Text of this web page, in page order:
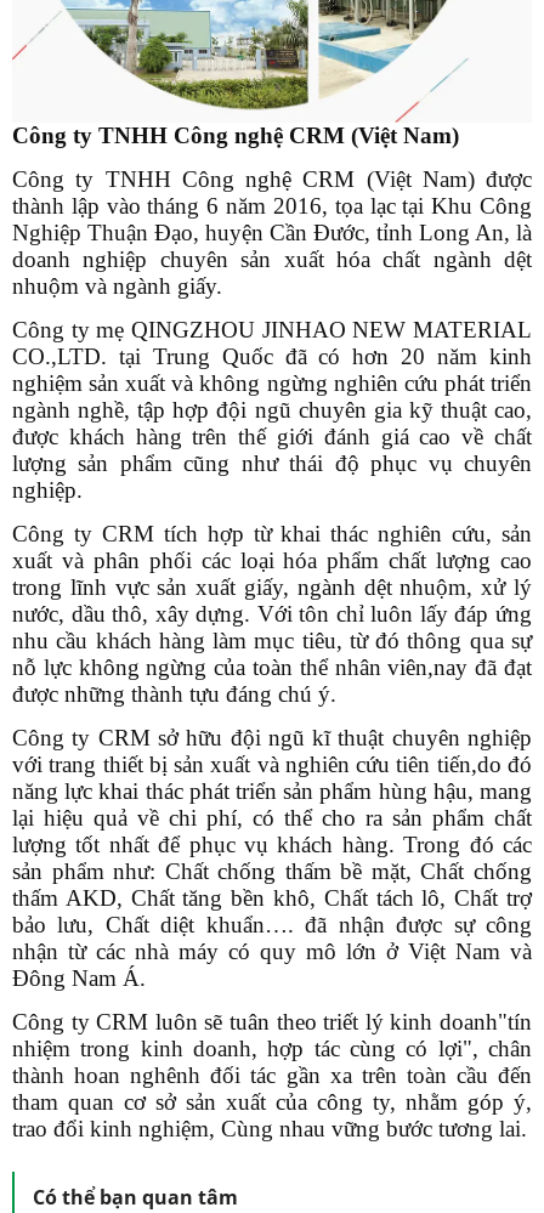
Công ty TNHH Công nghệ CRM (Việt Nam)
Công ty TNHH Công nghệ CRM (Việt Nam) được
thành lập vào tháng 6 năm 2016, tọa lạc tại Khu Công
Nghiệp Thuận Đạo, huyện Cần Đước, tỉnh Long An, là
doanh nghiệp chuyên sản xuất hóa chất ngành dệt
nhuộm và ngành giấy.
Công ty mẹ QINGZHOU JINHAO NEW MATERIAL
CO.,LTD. tại Trung Quốc đã có hơn 20 năm kinh
nghiệm sản xuất và không ngừng nghiên cứu phát triển
ngành nghề, tập hợp đội ngũ chuyên gia kỹ thuật cao,
được khách hàng trên thế giới đánh giá cao về chất
lượng sản phẩm cũng như thái độ phục vụ chuyên
nghiệp.
Công ty CRM tích hợp từ khai thác nghiên cứu, sản
xuất và phân phối các loại hóa phẩm chất lượng cao
trong lĩnh vực sản xuất giấy, ngành dệt nhuộm, xử lý
nước, dầu thô, xây dựng. Với tôn chỉ luôn lấy đáp ứng
nhu cầu khách hàng làm mục tiêu, từ đó thông qua sự
nỗ lực không ngừng của toàn thể nhân viên,nay đã đạt
được những thành tựu đáng chú ý.
Công ty CRM sở hữu đội ngũ kĩ thuật chuyên nghiệp
với trang thiết bị sản xuất và nghiên cứu tiên tiến,do đó
năng lực khai thác phát triển sản phẩm hùng hậu, mang
lại hiệu quả về chi phí, có thể cho ra sản phẩm chất
lượng tốt nhất để phục vụ khách hàng. Trong đó các
sản phẩm như: Chất chống thấm bề mặt, Chất chống
thấm AKD, Chất tăng bền khô, Chất tách lô, Chất trợ
bảo lưu, Chất diệt khuẩn…. đã nhận được sự công
nhận từ các nhà máy có quy mô lớn ở Việt Nam và
Đông Nam Á.
Công ty CRM luôn sẽ tuân theo triết lý kinh doanh"tín
nhiệm trong kinh doanh, hợp tác cùng có lợi", chân
thành hoan nghênh đối tác gần xa trên toàn cầu đến
tham quan cơ sở sản xuất của công ty, nhằm góp ý,
trao đổi kinh nghiệm, Cùng nhau vững bước tương lai.
Có thể bạn quan tâm